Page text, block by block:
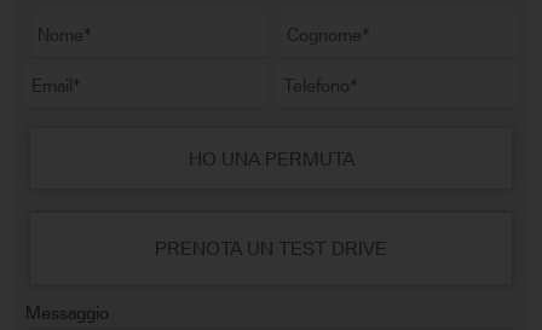
HO UNA PERMUTA
PRENOTA UN TEST DRIVE
Messaggio